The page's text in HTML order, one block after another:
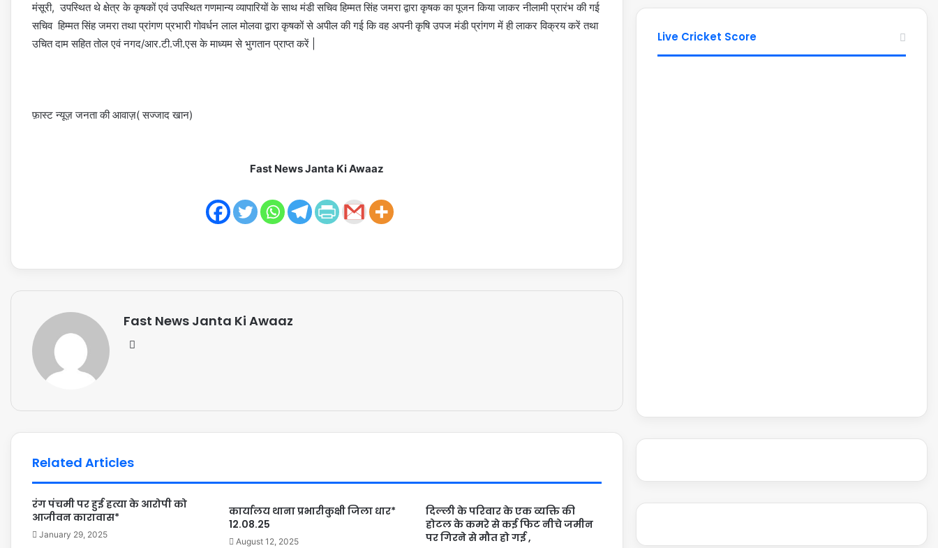
मंसूरी, उपस्थित थे क्षेत्र के कृषकों एवं उपस्थित गणमान्य व्यापारियों के साथ मंडी सचिव हिम्मत सिंह जमरा द्वारा कृषक का पूजन किया जाकर नीलामी प्रारंभ की गई
सचिव हिम्मत सिंह जमरा तथा प्रांगण प्रभारी गोवर्धन लाल मोलवा द्वारा कृषकों से अपील की गई कि वह अपनी कृषि उपज मंडी प्रांगण में ही लाकर विक्रय करें तथा
उचित दाम सहित तोल एवं नगद/आर.टी.जी.एस के माध्यम से भुगतान प्राप्त करें |
फ़ास्ट न्यूज़ जनता की आवाज़( सज्जाद खान)
Fast News Janta Ki Awaaz
Fast News Janta Ki Awaaz
Related Articles
रंग पंचमी पर हुई हत्या के आरोपी को
आजीवन कारावास*
January 29, 2025
कार्यालय थाना प्रभारीकुक्षी जिला धार*
12.08.25
August 12, 2025
दिल्ली के परिवार के एक व्यक्ति की
होटल के कमरे से कई फिट नीचे जमीन
पर गिरने से मौत हो गई ,
Live Cricket Score